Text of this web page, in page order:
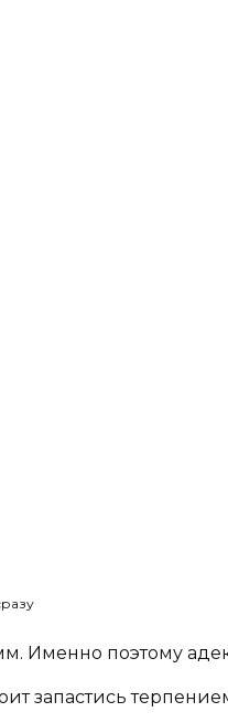
Именно поэтому
запастись